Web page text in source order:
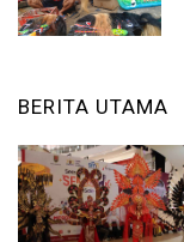
BERITA UTAMA